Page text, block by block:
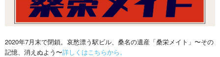
2020年7月末で閉鎖。哀愁漂う駅ビル、桑名の遺産「桑栄メイト」〜その
記憶、消えぬよう〜詳しくはこちらから。